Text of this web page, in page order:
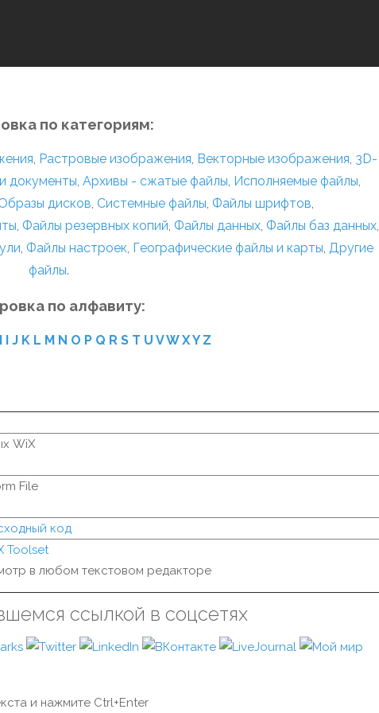
по категориям:
, Растровые изображения, Векторные изображения, 3D-
документы, Архивы - сжатые файлы, Исполняемые файлы,
дисков, Системные файлы, Файлы шрифтов,
, Файлы резервных копий, Файлы данных, Файлы баз данных,
, Файлы настроек, Географические файлы и карты, Другие
файлы.
по алфавиту:
I J K L M N O P Q R S T U VW XY Z
WiX
File
код
Toolset
в любом текстовом редакторе
ссылкой в соцсетях
и нажмите Ctrl+Enter